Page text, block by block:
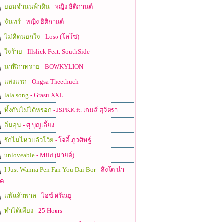
ยอมจำนนฟ้าดิน- หญิง ธิติกานต์
จันทร์- หญิง ธิติกานต์
ไม่คิดนอกใจ - Loso (โลโซ)
ใจร้าย - Illslick Feat. SouthSide
นาฬิกาทราย - BOWKYLION
แสงแรก - Ongsa Theethuch
lala song - Grasu XXL
ทิ้งกันไม่ได้หรอก - JSPKK ft. เกมส์ สุจิตรา
อิ่มอุ่น- ศุ บุญเลี้ยง
รักไม่ไหวแล้วโว้ย - โจอี้ ภูวศิษฐ์
unloveable- Mild (มายด์)
I Just Wanna Pen Fan You Dai Bor- สิงโต นำ
แพ้แล้วพาล - ไอซ์ ศรัณยู
ทำได้เพียง- 25 Hours